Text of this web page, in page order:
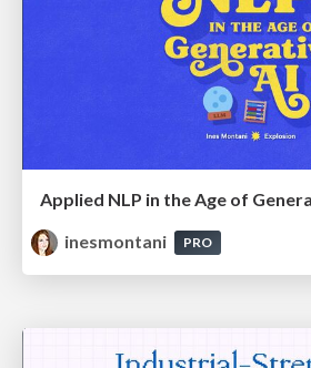
Applied NLP in the Age of
inesmontani
PRO